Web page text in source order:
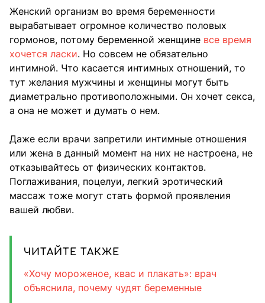
Женский организм во время беременности
вырабатывает огромное количество половых
гормонов, потому беременной женщине все время
хочется ласки. Но совсем не обязательно
интимной. Что касается интимных отношений, то
тут желания мужчины и женщины могут быть
диаметрально противоположными. Он хочет секса,
а она не может и думать о нем.
Даже если врачи запретили интимные отношения
или жена в данный момент на них не настроена, не
отказывайтесь от физических контактов.
Поглаживания, поцелуи, легкий эротический
массаж тоже могут стать формой проявления
вашей любви.
ЧИТАЙТЕ ТАКЖЕ
«Хочу мороженое, квас и плакать»: врач
объяснила, почему чудят беременные